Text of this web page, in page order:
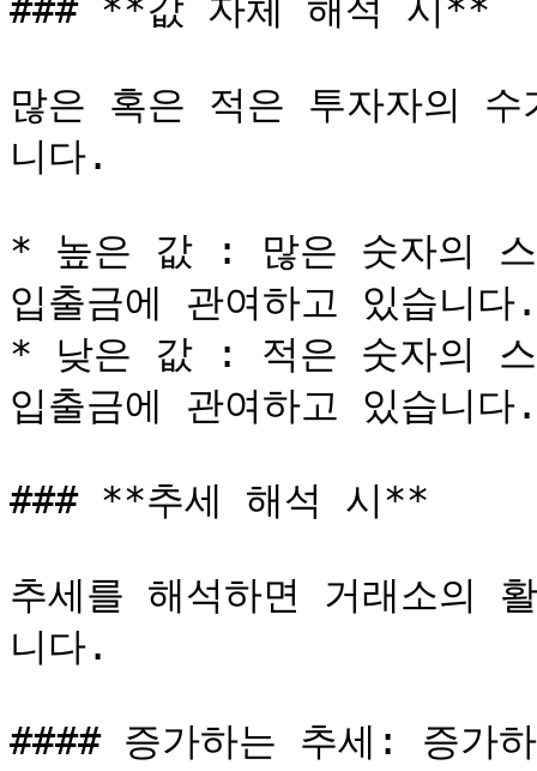
### **값 자체 해석 시**
많은 혹은 적은 투자자의
니다.
* 높은 값 : 많은 숫자의 스
입출금에 관여하고 있습니다.
* 낮은 값 : 적은 숫자의 스
입출금에 관여하고 있습니다.
### **추세 해석 시**
추세를 해석하면 거래소의
니다.
#### 증가하는 추세: 증가